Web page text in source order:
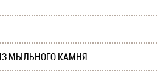
МЫЛЬНОГО КАМНЯ